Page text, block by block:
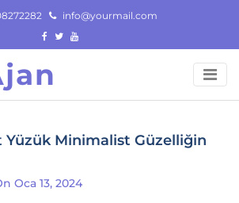
info@yourmail.com
Yüzük Minimalist Güzelliğin
Oca 13, 2024